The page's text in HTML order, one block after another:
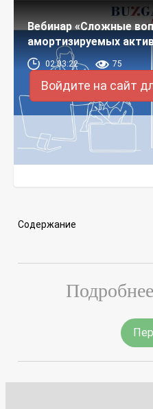
Вебинар «Сложные
амортизируемых
02:03:22 75
Войдите на сайт
Содержание